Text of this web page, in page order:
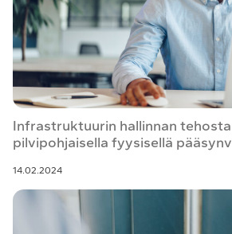
Infrastruktuurin hallinnan
pilvipohjaisella fyysisellä
14.02.2024